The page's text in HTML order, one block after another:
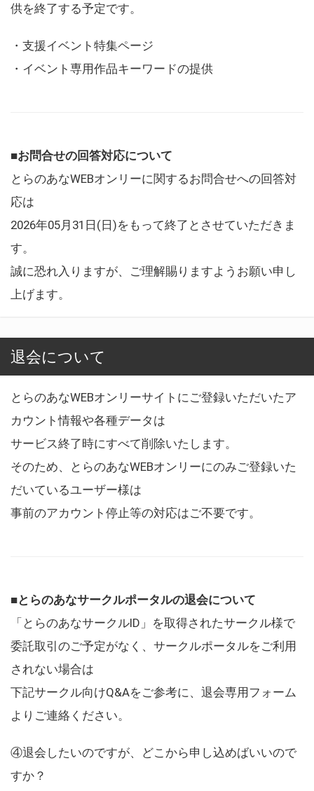
供を終了する予定です。
・支援イベント特集ページ
・イベント専用作品キーワードの提供
■お問合せの回答対応について
とらのあなWEBオンリーに関するお問合せへの回答対
応は
2026年05月31日(日)をもって終了とさせていただきま
す。
誠に恐れ入りますが、ご理解賜りますようお願い申し
上げます。
退会について
とらのあなWEBオンリーサイトにご登録いただいたア
カウント情報や各種データは
サービス終了時にすべて削除いたします。
そのため、とらのあなWEBオンリーにのみご登録いた
だいているユーザー様は
事前のアカウント停止等の対応はご不要です。
■とらのあなサークルポータルの退会について
「とらのあなサークルID」を取得されたサークル様で
委託取引のご予定がなく、サークルポータルをご利用
されない場合は
下記サークル向けQ&Aをご参考に、退会専用フォーム
よりご連絡ください。
④退会したいのですが、どこから申し込めばいいので
すか？